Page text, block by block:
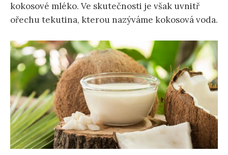
kokosové mléko. Ve skutečnosti je však uvnitř
ořechu tekutina, kterou nazýváme kokosová voda.